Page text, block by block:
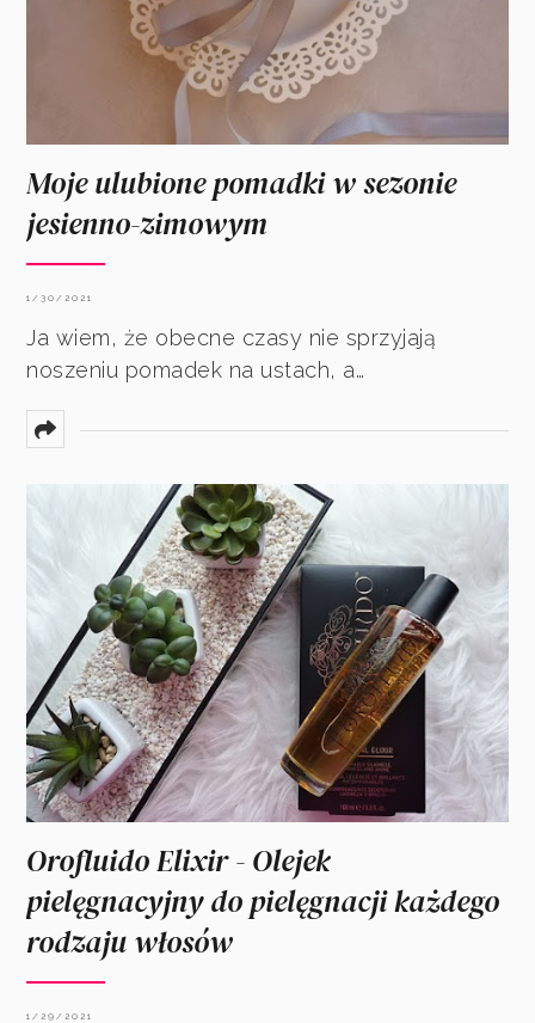
Moje ulubione pomadki w sezonie
jesienno-zimowym
1/30/2021
Ja wiem, że obecne czasy nie sprzyjają
noszeniu pomadek na ustach, a…
Orofluido Elixir - Olejek
pielęgnacyjny do pielęgnacji każdego
rodzaju włosów
1/29/2021